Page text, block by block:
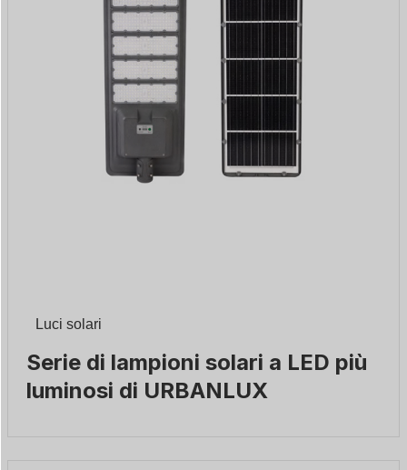
Luci solari
Serie di lampioni solari a LED più
luminosi di URBANLUX